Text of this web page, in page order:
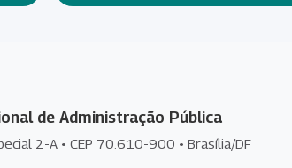
de Administração Pública
2-A • CEP 70.610-900 • Brasília/DF